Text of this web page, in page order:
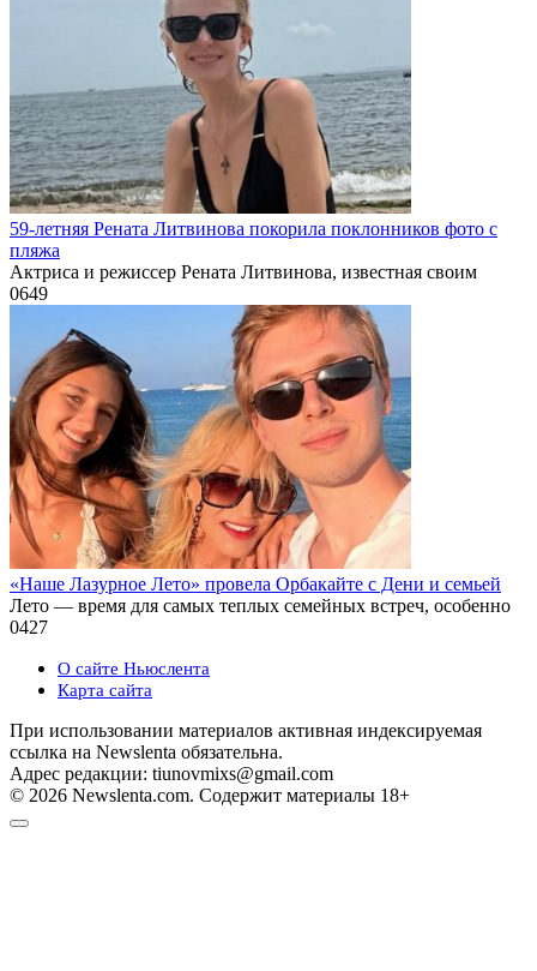
59-летняя Рената Литвинова покорила поклонников фото с
пляжа
Актриса и режиссер Рената Литвинова, известная своим
0649
«Наше Лазурное Лето» провела Орбакайте с Дени и семьей
Лето — время для самых теплых семейных встреч, особенно
0427
О сайте Ньюслента
Карта сайта
При использовании материалов активная индексируемая
ссылка на Newslenta обязательна.
Адрес редакции: tiunovmixs@gmail.com
© 2026 Newslenta.com. Содержит материалы 18+